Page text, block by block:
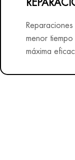
menor
máxima